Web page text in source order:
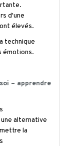
d'une
élevés.
technique
émotions.
– apprendre
alternative
la